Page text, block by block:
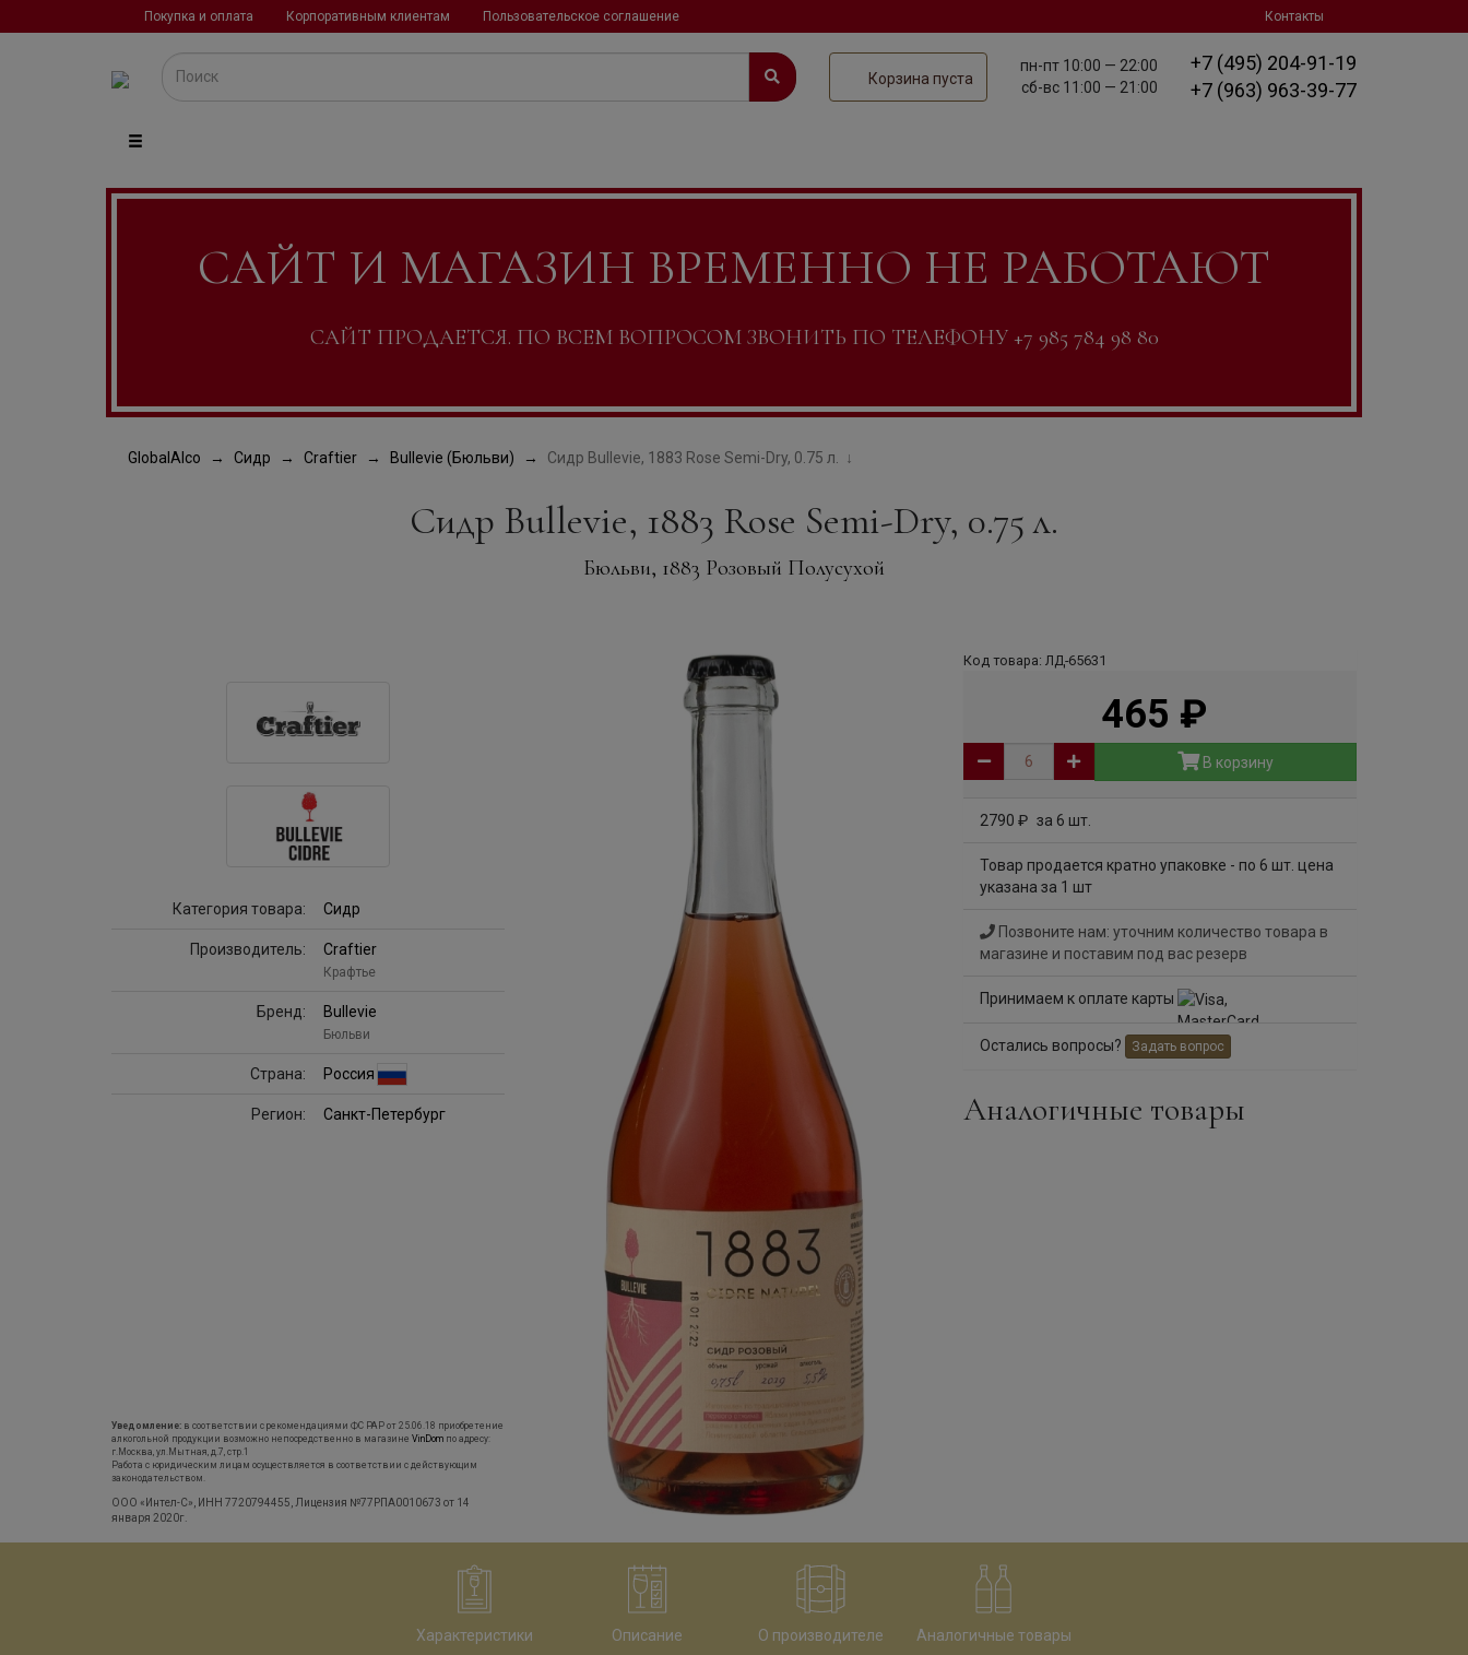
Покупка и оплата Корпоративным клиентам Пользовательское соглашение Контакты
Корзина пуста
пн-пт 10:00 — 22:00
сб-вс 11:00 — 21:00
+7 (495) 204-91-19
+7 (963) 963-39-77
САЙТ И МАГАЗИН ВРЕМЕННО НЕ РАБОТАЮТ
САЙТ ПРОДАЕТСЯ. ПО ВСЕМ ВОПРОСОМ ЗВОНИТЬ ПО ТЕЛЕФОНУ +7 985 784 98 80
GlobalAlco Сидр Craftier Bullevie (Бюльви) Сидр Bullevie, 1883 Rose Semi-Dry, 0.75 л.
Сидр Bullevie, 1883 Rose Semi-Dry, 0.75 л.
Бюльви, 1883 Розовый Полусухой
Код товара: ЛД-65631
465
В корзину
2790 руб
за 6 шт.
Товар продается кратно упаковке - по 6 шт. цена
указана за 1 шт
Позвоните нам: уточним количество товара в
магазине и поставим под вас резерв
Принимаем к оплате карты
Остались вопросы? Задать вопрос
Аналогичные товары
Категория товара: Сидр
Производитель: Craftier
Крафтье
Бренд: Bullevie
Бюльви
Страна: Россия
Регион: Санкт-Петербург
Уведомление: в соответствии с рекомендациями ФС РАР от 25.06.18 приобретение
алкогольной продукции возможно непосредственно в магазине VinDom по адресу:
г.Москва, ул.Мытная, д.7, стр.1
Работа с юридическим лицам осуществляется в соответствии с действующим
законодательством.
ООО «Интел-С», ИНН 7720794455, Лицензия №77РПА0010673 от 14
января 2020г.
Характеристики Описание О производителе Аналогичные товары